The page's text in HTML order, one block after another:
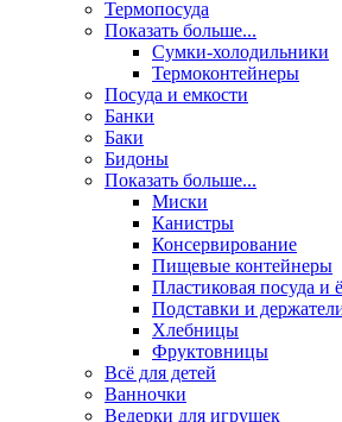
Термопосуда
Показать больше...
Сумки-холодильники
Термоконтейнеры
Посуда и емкости
Банки
Баки
Бидоны
Показать больше...
Миски
Канистры
Консервирование
Пищевые контейнеры
Пластиковая посуда и
Подставки и
Хлебницы
Фруктовницы
Всё для детей
Ванночки
Ведерки для игрушек